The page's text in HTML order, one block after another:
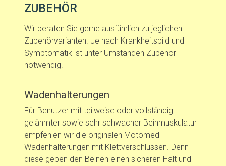
ZUBEHÖR
Wir beraten Sie gerne ausführlich zu jeglichen
Zubehörvarianten. Je nach Krankheitsbild und
Symptomatik ist unter Umständen Zubehör
notwendig.
Wadenhalterungen
Für Benutzer mit teilweise oder vollständig
gelähmter sowie sehr schwacher Beinmuskulatur
empfehlen wir die originalen Motomed
Wadenhalterungen mit Klettverschlüssen. Denn
diese geben den Beinen einen sicheren Halt und